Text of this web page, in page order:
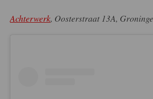
Achterwerk, Oosterstraat 13A,